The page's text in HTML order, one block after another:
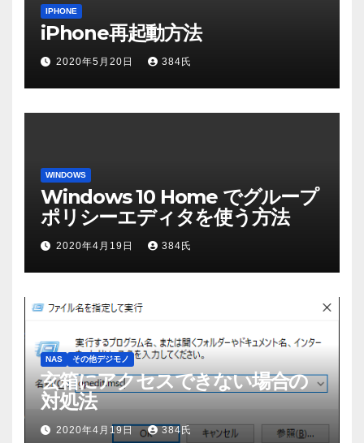
IPHONE
iPhone再起動方法
2020年5月20日 384氏
WINDOWS
Windows 10 Home でグループ
ポリシーエディタを使う方法
2020年4月19日 384氏
NAS その他デジモノ
玄箱にアクセスできない場合の
対処法
2020年4月19日 384氏